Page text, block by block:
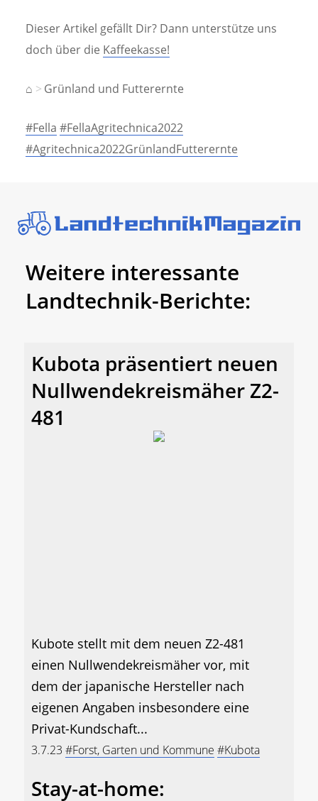
Dieser Artikel gefällt Dir? Dann unterstütze uns
doch über die Kaffeekasse!
⌂ Grünland und Futterernte
#Fella #FellaAgritechnica2022
#Agritechnica2022GrünlandFutterernte
Weitere interessante
Landtechnik-Berichte:
Kubota präsentiert neuen
Nullwendekreismäher Z2-
481
Kubote stellt mit dem neuen Z2-481
einen Nullwendekreismäher vor, mit
dem der japanische Hersteller nach
eigenen Angaben insbesondere eine
Privat-Kundschaft...
3.7.23 #Forst, Garten und Kommune #Kubota
Stay-at-home: